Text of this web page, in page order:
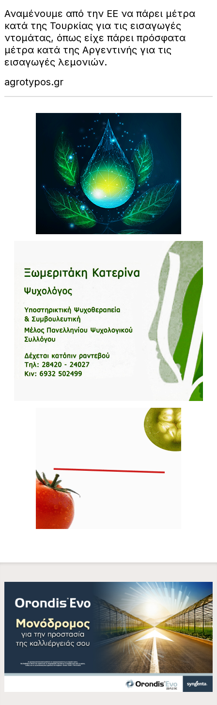
Αναμένουμε από την ΕΕ να πάρει μέτρα
κατά της Τουρκίας για τις εισαγωγές
ντομάτας, όπως είχε πάρει πρόσφατα
μέτρα κατά της Αργεντινής για τις
εισαγωγές λεμονιών.
agrotypos.gr